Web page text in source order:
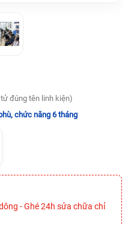
đúng tên linh kiện)
chức năng 6 tháng
- Ghé 24h sửa chữa chỉ